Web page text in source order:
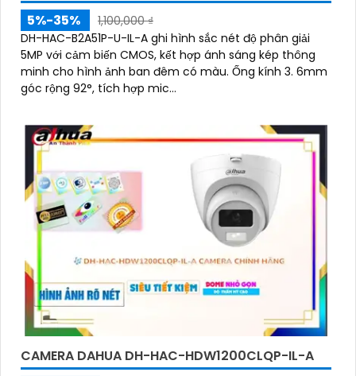
5%-35%
1,100,000 ₫
DH-HAC-B2A51P-U-IL-A ghi hình sắc nét độ phân giải
5MP với cảm biến CMOS, kết hợp ánh sáng kép thông
minh cho hình ảnh ban đêm có màu. Ống kính 3. 6mm
góc rộng 92°, tích hợp mic...
CAMERA DAHUA DH-HAC-HDW1200CLQP-IL-A